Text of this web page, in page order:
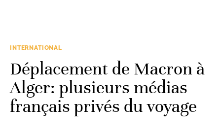
INTERNATIONAL
Déplacement de Macron à
Alger: plusieurs médias
français privés du voyage